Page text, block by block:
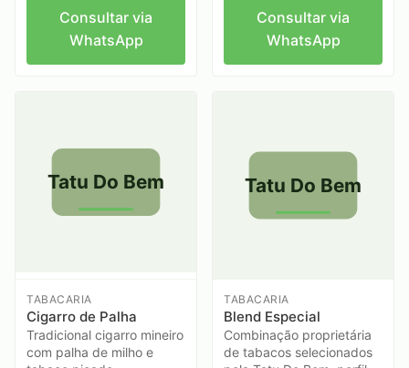
Consultar via
WhatsApp
Consultar via
WhatsApp
Tatu Do Bem
TABACARIA
Cigarro de Palha
Tradicional cigarro mineiro
com palha de milho e
Tatu Do Bem
TABACARIA
Blend Especial
Combinação proprietária
de tabacos selecionados